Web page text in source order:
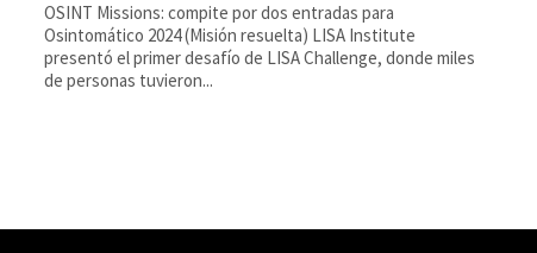
OSINT Missions: compite por dos entradas para
Osintomático 2024 (Misión resuelta) LISA Institute
presentó el primer desafío de LISA Challenge, donde miles
de personas tuvieron...